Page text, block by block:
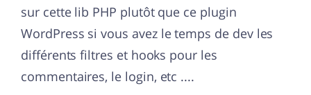
sur cette lib PHP plutôt que ce plugin
WordPress si vous avez le temps de dev les
différents filtres et hooks pour les
commentaires, le login, etc ....